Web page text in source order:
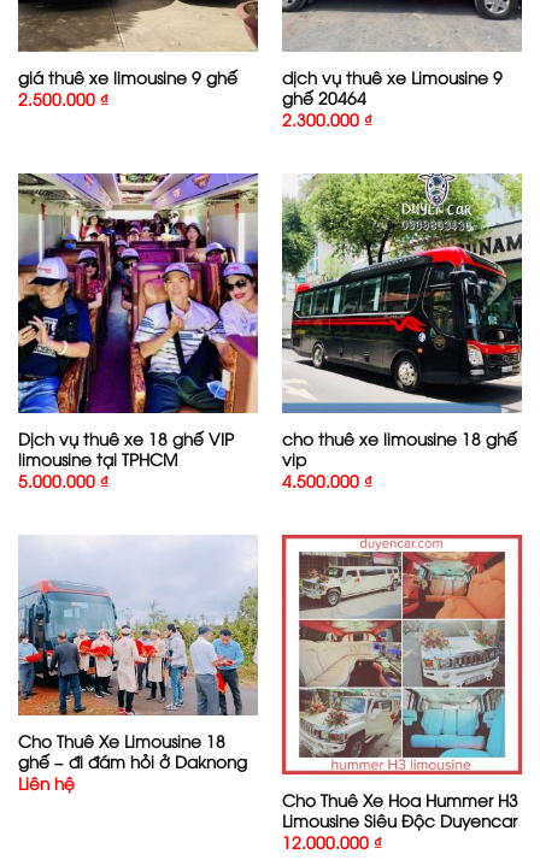
giá thuê xe limousine 9 ghế
2.500.000 ₫
dịch vụ thuê xe Limousine 9
ghế 20464
2.300.000 ₫
Dịch vụ thuê xe 18 ghế VIP
limousine tại TPHCM
5.000.000 ₫
cho thuê xe limousine 18 ghế
vip
4.500.000 ₫
Cho Thuê Xe Limousine 18
ghế – đi đám hỏi ở Daknong
Liên hệ
Cho Thuê Xe Hoa Hummer H3
Limousine Siêu Độc Duyencar
12.000.000 ₫